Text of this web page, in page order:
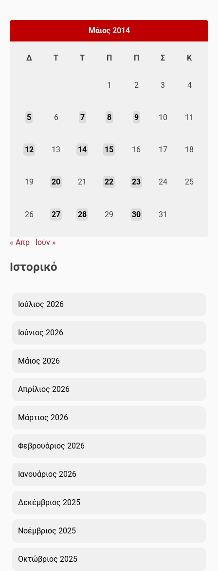
Μάιος 2014
Δ Τ Τ Π Π Σ Κ
1 2 3 4
5 6 7 8 9 10 11
12 13 14 15 16 17 18
19 20 21 22 23 24 25
26 27 28 29 30 31
« Απρ Ιούν »
Ιστορικό
Ιούλιος 2026
Ιούνιος 2026
Μάιος 2026
Απρίλιος 2026
Μάρτιος 2026
Φεβρουάριος 2026
Ιανουάριος 2026
Δεκέμβριος 2025
Νοέμβριος 2025
Οκτώβριος 2025